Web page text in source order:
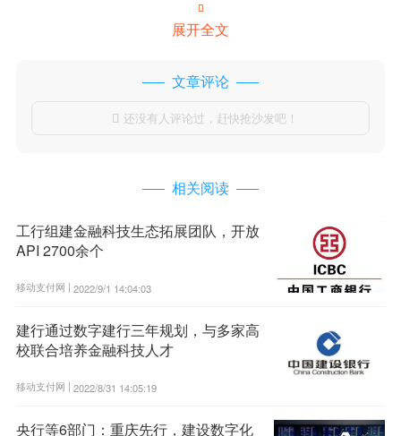

展开全文
文章评论
 还没有人评论过，赶快抢沙发吧！
相关阅读
工行组建金融科技生态拓展团队，开放
API 2700余个
移动支付网 | 2022/9/1 14:04:03
建行通过数字建行三年规划，与多家高
校联合培养金融科技人才
移动支付网 | 2022/8/31 14:05:19
央行等6部门：重庆先行，建设数字化